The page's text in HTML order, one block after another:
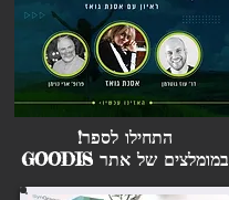
התחילו לספר!
במומלצים של אתר GOODIS